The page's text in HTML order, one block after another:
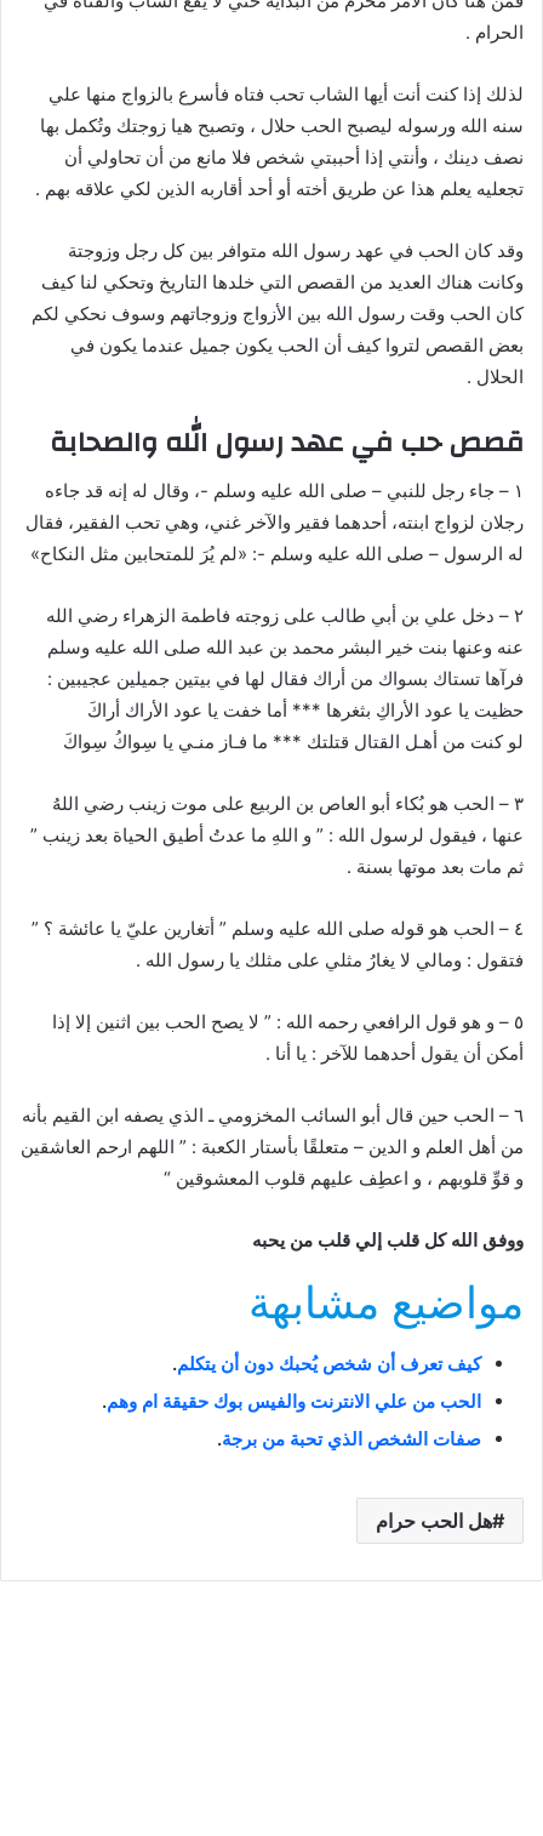
الحرام .
لذلك إذا كنت أنت أيها الشاب تحب فتاه فأسرع بالزواج منها علي
سنه الله ورسوله ليصبح الحب حلال ، وتصبح هيا زوجتك وتُكمل بها
نصف دينك ، وأنتي إذا أحببتي شخص فلا مانع من أن تحاولي أن
تجعليه يعلم هذا عن طريق أخته أو أحد أقاربه الذين لكي علاقه بهم .
وقد كان الحب في عهد رسول الله متوافر بين كل رجل وزوجتة
وكانت هناك العديد من القصص التي خلدها التاريخ وتحكي لنا كيف
كان الحب وقت رسول الله بين الأزواج وزوجاتهم وسوف نحكي لكم
بعض القصص لتروا كيف أن الحب يكون جميل عندما يكون في
الحلال .
قصص حب في عهد رسول الله والصحابة
١ – جاء رجل للنبي – صلى الله عليه وسلم -، وقال له إنه قد جاءه
رجلان لزواج ابنته، أحدهما فقير والآخر غني، وهي تحب الفقير، فقال
له الرسول – صلى الله عليه وسلم -: «لم يُرَ للمتحابين مثل النكاح»
٢ – دخل علي بن أبي طالب على زوجته فاطمة الزهراء رضي الله
عنه وعنها بنت خير البشر محمد بن عبد الله صلى الله عليه وسلم
فرآها تستاك بسواك من أراك فقال لها في بيتين جميلين عجيبين :
حظيت يا عود الأراكِ بثغرها *** أما خفت يا عود الأراك أراكَ
لو كنت من أهـل القتال قتلتك *** ما فـاز منـي يا سِواكُ سِواكَ
٣ – الحب هو بُكاء أبو العاص بن الربيع على موت زينب رضي اللهُ
عنها ، فيقول لرسول الله : ” و اللهِ ما عدتُ أطيق الحياة بعد زينب ”
ثم مات بعد موتها بسنة .
٤ – الحب هو قوله صلى الله عليه وسلم ” أتغارين عليّ يا عائشة ؟ ”
فتقول : ومالي لا يغارُ مثلي على مثلك يا رسول الله .
٥ – و هو قول الرافعي رحمه الله : ” لا يصح الحب بين اثنين إلا إذا
أمكن أن يقول أحدهما للآخر : يا أنا .
٦ – الحب حين قال أبو السائب المخزومي ـ الذي يصفه ابن القيم بأنه
من أهل العلم و الدين – متعلقًا بأستار الكعبة : ” اللهم ارحم العاشقين
و قوِّ قلوبهم ، و اعطِف عليهم قلوب المعشوقين “
ووفق الله كل قلب إلي قلب من يحبه
مواضيع مشابهة
كيف تعرف أن شخص يُحبك دون أن يتكلم.
الحب من علي الانترنت والفيس بوك حقيقة ام وهم.
صفات الشخص الذي تحبة من برجة.
هل الحب حرام